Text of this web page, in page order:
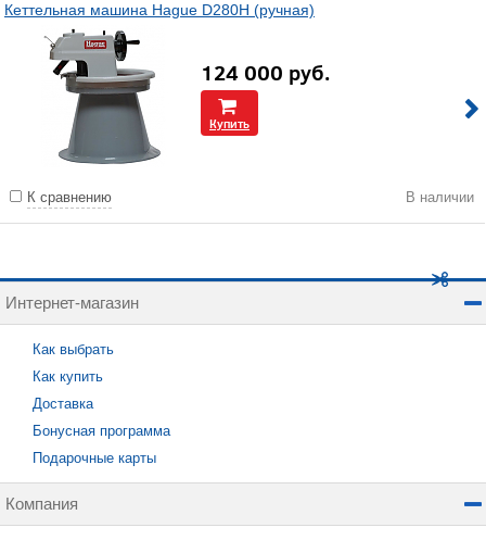
Кеттельная машина Hague D280H (ручная)
124 000 руб.
Купить
К сравнению В наличии
Интернет-магазин
Как выбрать
Как купить
Доставка
Бонусная программа
Подарочные карты
Компания